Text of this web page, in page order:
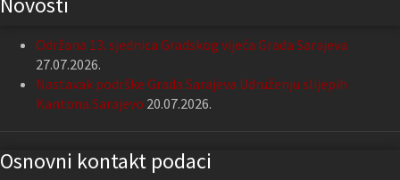
Održana 13. sjednica Gradskog vijeća Grada Sarajeva
27.07.2026.
Nastavak podrške Grada Sarajeva Udruženju slijepih
Kantona Sarajevo 20.07.2026.
Osnovni kontakt podaci